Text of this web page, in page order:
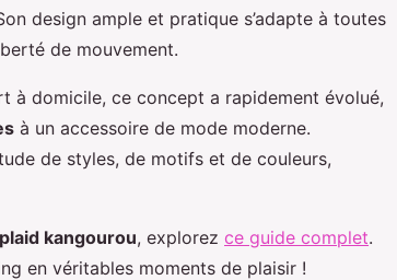
design ample et pratique s’adapte à toutes
de mouvement.
à domicile, ce concept a rapidement évolué,
à un accessoire de mode moderne.
de styles, de motifs et de couleurs,
kangourou, explorez ce guide complet.
en véritables moments de plaisir !